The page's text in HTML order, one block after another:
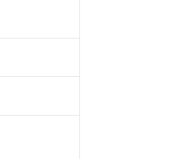
した製品が提供可能な商品です。
た製品に切り替える予定のある商
対応の商品で、対応品を出す予
応状況を調査中または確認中の商
関係のない商品です。
含有品と判明した場合などやむ